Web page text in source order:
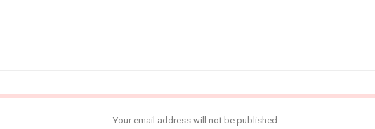
Your email address will not be published.